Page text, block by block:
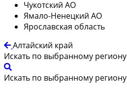
Чукотский АО
Ямало-Ненецкий АО
Ярославская область
Алтайский край
Искать по выбранному региону
Искать по выбранному региону